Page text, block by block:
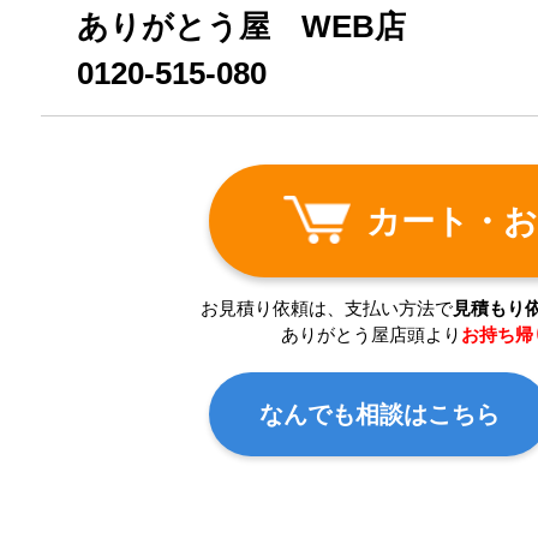
ありがとう屋 WEB店
0120-515-080
カート・
お見積り依頼は、支払い方法で見積もり
ありがとう屋店頭より お持ち帰
なんでも相談はこちら